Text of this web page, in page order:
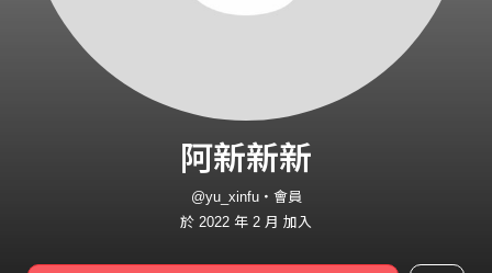
阿新新新
@yu_xinfu・會員
於 2022 年 2 月 加入